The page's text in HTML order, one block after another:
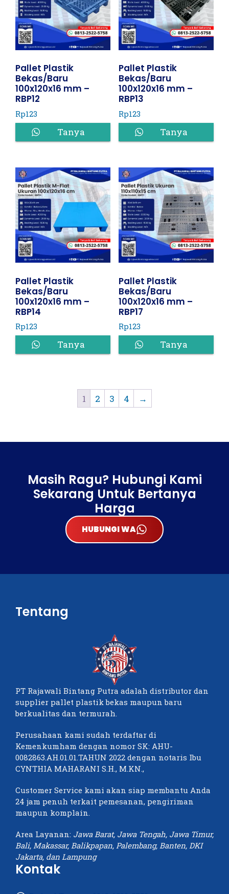
Pallet Plastik
Bekas/Baru
100x120x16 mm –
RBP12
Rp123
Tanya
Pallet Plastik
Bekas/Baru
100x120x16 mm –
RBP13
Rp123
Tanya
Pallet Plastik
Bekas/Baru
100x120x16 mm –
RBP14
Rp123
Tanya
Pallet Plastik
Bekas/Baru
100x120x16 mm –
RBP17
Rp123
Tanya
1 2 3 4 →
Masih Ragu? Hubungi Kami
Sekarang Untuk Bertanya
Harga
HUBUNGI WA
Tentang
PT Rajawali Bintang Putra adalah distributor dan
supplier pallet plastik bekas maupun baru
berkualitas dan termurah.
Perusahaan kami sudah terdaftar di
Kemenkumham dengan nomor SK: AHU-
0082863.AH.01.01.TAHUN 2022 dengan notaris Ibu
CYNTHIA MAHARANI S.H., M.KN.,
Customer Service kami akan siap membantu Anda
24 jam penuh terkait pemesanan, pengiriman
maupun komplain.
Area Layanan: Jawa Barat, Jawa Tengah, Jawa Timur,
Bali, Makassar, Balikpapan, Palembang, Banten, DKI
Jakarta, dan Lampung
Kontak